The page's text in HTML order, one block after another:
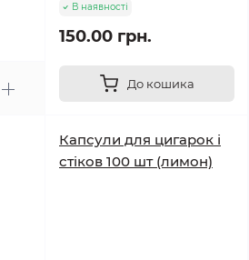
В наявності
150.00 грн.
До кошика
Капсули для цигарок і
стіков 100 шт (лимон)